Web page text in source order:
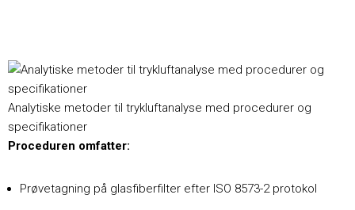
Analytiske metoder til trykluftanalyse med procedurer og
specifikationer
Proceduren omfatter:
Prøvetagning på glasfiberfilter efter ISO 8573-2 protokol